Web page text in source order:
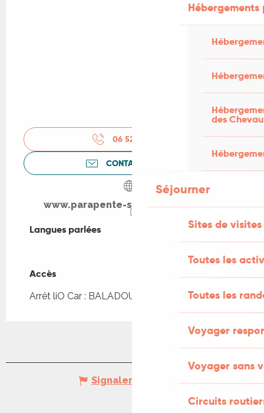
des
Séjourner
Sites de visites
Toutes les
Toutes les
Voyager
Voyager sans
Circuits
06 52 67 67
CONTACTEZ-NOUS
www.parapente-sarlat-dordogne.fr
Langues parlées
Langues parlées
Accès
Accès
Arrêt liO Car : BALADOU - Bourg à 3km
Signaler une erreur